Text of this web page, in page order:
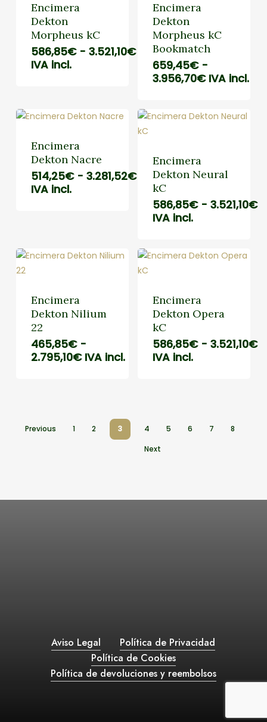
Encimera
Dekton
Morpheus kC
586,85€ - 3.521,10€Rango
precios:
hasta
3.521,10€
IVA incl.
Encimera
Dekton
Morpheus kC
Bookmatch
659,45€ -
3.956,70€Rango
desde
IVA incl.
Encimera
Dekton Nacre
514,25€ - 3.281,52€Rango
precios:
desde
3.281,52€
IVA incl.
Encimera
Dekton Neural
kC
586,85€ - 3.521,10€
IVA incl.
Encimera
Dekton Nilium
22
465,85€ -
2.795,10€Rango
hasta
2.795,10€
IVA incl.
Encimera
Dekton Opera
kC
586,85€ - 3.521,10€
IVA incl.
Previous 1 2 3 4 5 6 7
8
Next
Aviso Legal
Política de Privacidad
Política de Cookies
Política de devoluciones y reembolsos